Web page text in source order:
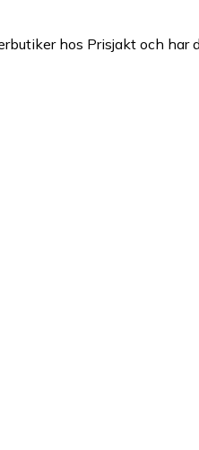
hos Prisjakt och har